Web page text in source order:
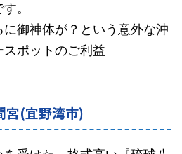
。
御神体が？という意外な沖
ポットのご利益
宮(宜野湾市)